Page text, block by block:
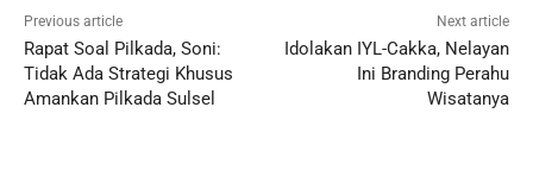
Previous article
Rapat Soal Pilkada, Soni:
Tidak Ada Strategi Khusus
Amankan Pilkada Sulsel
Next article
Idolakan IYL-Cakka, Nelayan
Ini Branding Perahu
Wisatanya